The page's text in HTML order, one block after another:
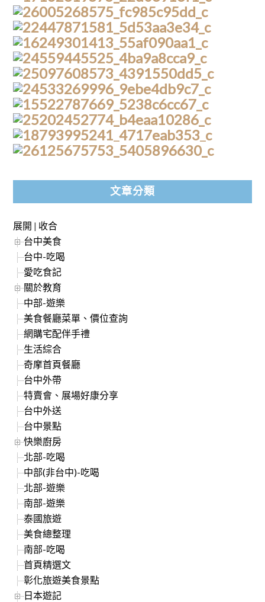
文章分類
展開 | 收合
台中美食
台中-吃喝
愛吃食記
關於教育
中部-遊樂
美食餐廳菜單、價位查詢
網購宅配伴手禮
生活綜合
奇摩首頁餐廳
台中外帶
特賣會、展場好康分享
台中外送
台中景點
快樂廚房
北部-吃喝
中部(非台中)-吃喝
北部-遊樂
南部-遊樂
泰國旅遊
美食總整理
南部-吃喝
首頁精選文
彰化旅遊美食景點
日本遊記